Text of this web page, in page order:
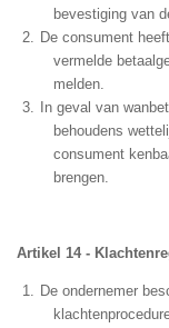
bevestiging van
De consument
vermelde
melden.
In geval van
behoudens
consument
brengen.
Artikel 14 -
De ondernemer